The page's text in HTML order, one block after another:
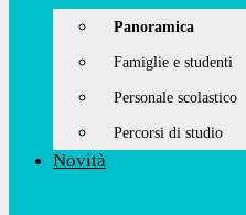
Panoramica
Famiglie e studenti
Personale scolastico
Percorsi di studio
Novità